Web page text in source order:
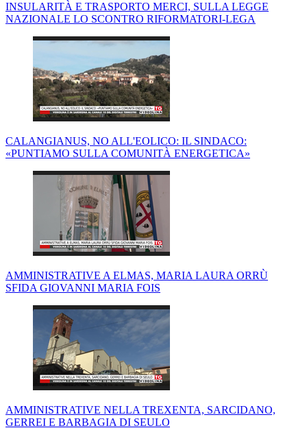
INSULARITÀ E TRASPORTO MERCI, SULLA LEGGE
NAZIONALE LO SCONTRO RIFORMATORI-LEGA
CALANGIANUS, NO ALL'EOLICO: IL SINDACO:
«PUNTIAMO SULLA COMUNITÀ ENERGETICA»
AMMINISTRATIVE A ELMAS, MARIA LAURA ORRÙ
SFIDA GIOVANNI MARIA FOIS
AMMINISTRATIVE NELLA TREXENTA, SARCIDANO,
GERREI E BARBAGIA DI SEULO